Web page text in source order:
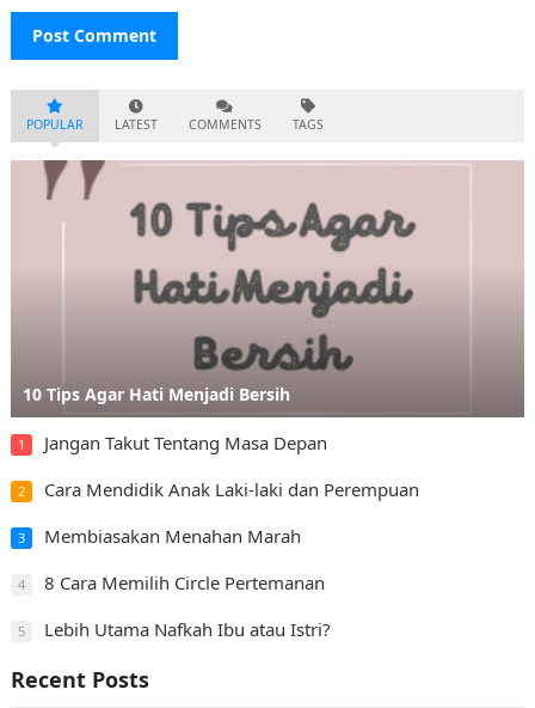
POPULAR LATEST COMMENTS TAGS
10 Tips Agar Hati Menjadi Bersih
1 Jangan Takut Tentang Masa Depan
2 Cara Mendidik Anak Laki-laki dan Perempuan
3 Membiasakan Menahan Marah
4 8 Cara Memilih Circle Pertemanan
5 Lebih Utama Nafkah Ibu atau Istri?
Recent Posts